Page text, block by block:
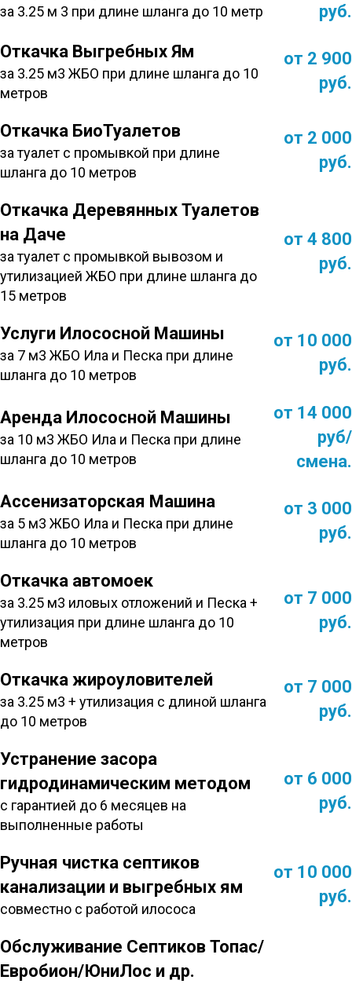
за 3.25 м 3 при длине шланга до 10 метр
руб.
Откачка Выгребных Ям
за 3.25 м3 ЖБО при длине шланга до 10
метров
от 2 900
руб.
Откачка БиоТуалетов
за туалет с промывкой при длине
шланга до 10 метров
от 2 000
руб.
Откачка Деревянных Туалетов
на Даче
за туалет с промывкой вывозом и
утилизацией ЖБО при длине шланга до
15 метров
от 4 800
руб.
Услуги Илососной Машины
за 7 м3 ЖБО Ила и Песка при длине
шланга до 10 метров
от 10 000
руб.
Аренда Илососной Машины
за 10 м3 ЖБО Ила и Песка при длине
шланга до 10 метров
от 14 000
руб/
смена.
Ассенизаторская Машина
за 5 м3 ЖБО Ила и Песка при длине
шланга до 10 метров
от 3 000
руб.
Откачка автомоек
за 3.25 м3 иловых отложений и Песка +
утилизация при длине шланга до 10
метров
от 7 000
руб.
Откачка жироуловителей
за 3.25 м3 + утилизация с длиной шланга
до 10 метров
от 7 000
руб.
Устранение засора
гидродинамическим методом
с гарантией до 6 месяцев на
выполненные работы
от 6 000
руб.
Ручная чистка септиков
канализации и выгребных ям
совместно с работой илососа
от 10 000
руб.
Обслуживание Септиков Топас/
Евробион/ЮниЛос и др.